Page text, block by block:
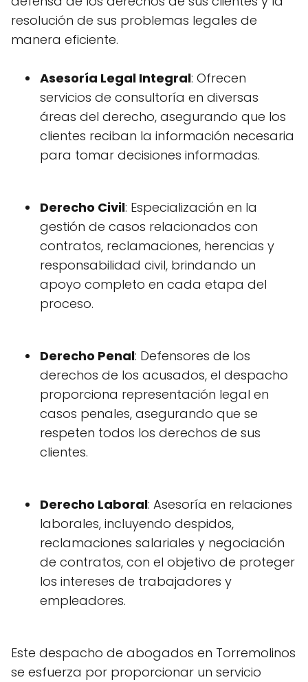
resolución de sus problemas legales de
manera eficiente.
Asesoría Legal Integral: Ofrecen
servicios de consultoría en diversas
áreas del derecho, asegurando que los
clientes reciban la información necesaria
para tomar decisiones informadas.
Derecho Civil: Especialización en la
gestión de casos relacionados con
contratos, reclamaciones, herencias y
responsabilidad civil, brindando un
apoyo completo en cada etapa del
proceso.
Derecho Penal: Defensores de los
derechos de los acusados, el despacho
proporciona representación legal en
casos penales, asegurando que se
respeten todos los derechos de sus
clientes.
Derecho Laboral: Asesoría en relaciones
laborales, incluyendo despidos,
reclamaciones salariales y negociación
de contratos, con el objetivo de proteger
los intereses de trabajadores y
empleadores.
Este despacho de abogados en Torremolinos
se esfuerza por proporcionar un servicio